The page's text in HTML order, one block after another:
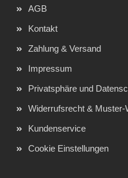
AGB
Kontakt
Zahlung & Versand
Impressum
Privatsphäre und
Widerrufsrecht & Muster-
Kundenservice
Cookie Einstellungen